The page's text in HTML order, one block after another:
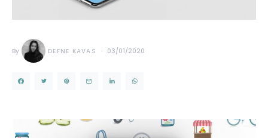
By DEFNE KAVAS 03/01/2020